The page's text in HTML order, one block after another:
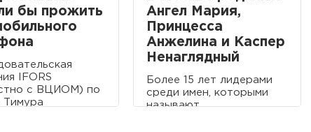
бы прожить
IFORS
с ВЦИОМ) по
Тимура
Ангел Мария,
Принцесса
Анжелина и Каспер
Ненаглядный
Более 15 лет лидерами
среди имен, которыми
называют